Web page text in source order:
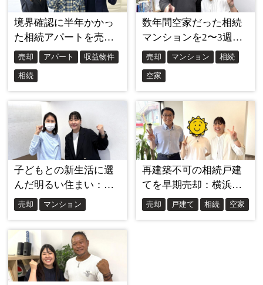
売却方法を決めるにあたり、複数の不動産会社から
買取価格や条件を提示してもらい比較検討しまし
この過程で大手不動産会社と地域密着型の不動産会
社との違いを肌で感じることになりました。
大手不動産会社の広告には「どこよりも高く買取り
ます」といった文言がよく見られますが、実際には
全く違っていました。